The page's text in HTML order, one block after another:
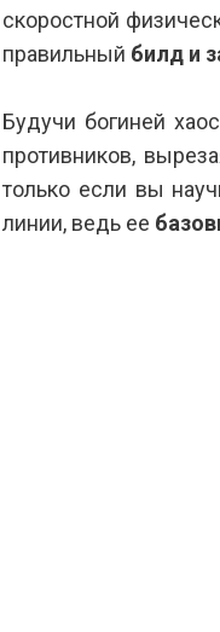
скоростной
правильный билд и
Будучи богиней
противников,
только если вы
линии, ведь ее